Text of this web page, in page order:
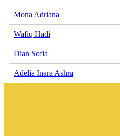
Mona Adriana
Wafiq Hadi
Dian Sofia
Adelia Inara Ashra